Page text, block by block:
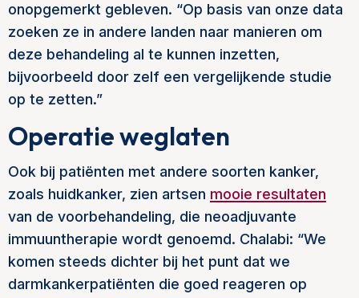
onopgemerkt gebleven. “Op basis van onze data
zoeken ze in andere landen naar manieren om
deze behandeling al te kunnen inzetten,
bijvoorbeeld door zelf een vergelijkende studie
op te zetten.”
Operatie weglaten
Ook bij patiënten met andere soorten kanker,
zoals huidkanker, zien artsen mooie resultaten
van de voorbehandeling, die neoadjuvante
immuuntherapie wordt genoemd. Chalabi: “We
komen steeds dichter bij het punt dat we
darmkankerpatiënten die goed reageren op